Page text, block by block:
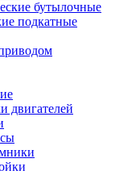
бутылочные
подкатные
двигателей